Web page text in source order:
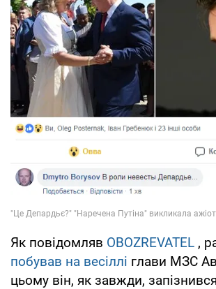
Як повідомляв OBOZREVATEL ,
побував на весіллі глави МЗС
цьому він, як завжди,